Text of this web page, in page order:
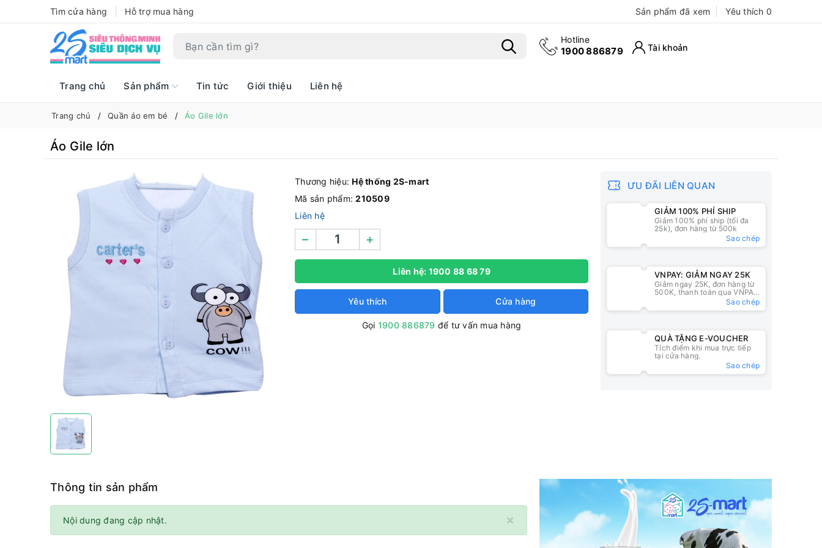
Tìm cửa hàng Hỗ trợ mua hàng Sản phẩm đã xem Yêu thích 0
Hotline
1900 886879 Tài khoản
Trang chủ Sản phẩm Tin tức Giới thiệu Liên hệ
Trang chủ Quần áo em bé Áo Gile lớn
Áo Gile lớn
Thương hiệu:Hệ thống 2S-mart
Mã sản phẩm:210509
Liên hệ
– +
Liên hệ: 1900 88 68 79
Yêu thích Cửa hàng
Gọi 1900 886879 để tư vấn mua hàng
ƯU ĐÃI LIÊN QUAN
GIẢM 100% PHÍ SHIP
Giảm 100% phí ship (tối đa
25k), đơn hàng từ 500k
Sao chép
VNPAY: GIẢM NGAY 25K
Giảm ngay 25K, đơn hàng từ
500K, thanh toán qua VNPAY
Sao chép
QUÀ TẶNG E-VOUCHER
Tích điểm khi mua trực tiếp
tại cửa hàng.
Sao chép
Thông tin sản phẩm
×
Nội dung đang cập nhật.